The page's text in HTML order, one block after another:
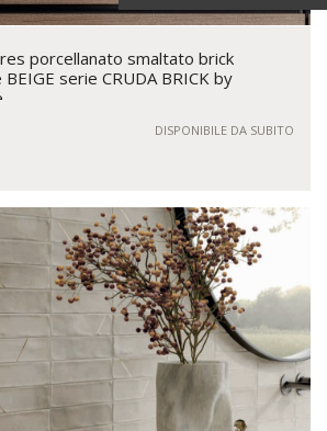
porcellanato smaltato brick
serie CRUDA BRICK by
DISPONIBILE DA SUBITO